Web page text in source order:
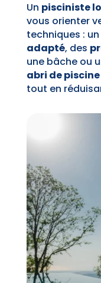
Un pisciniste
vous orienter
techniques :
adapté, des
une bâche ou
abri de piscine
tout en